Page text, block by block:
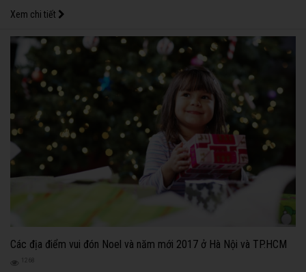
Xem chi tiết
Các địa điểm vui đón Noel và năm mới 2017 ở Hà Nội và TP.HCM
1268